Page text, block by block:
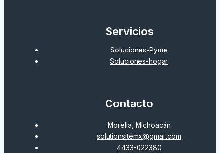
Servicios
Soluciones-Pyme
Soluciones-hogar
Contacto
Morelia, Michoacán
solutionsitemx@gmail.com
4433-022380